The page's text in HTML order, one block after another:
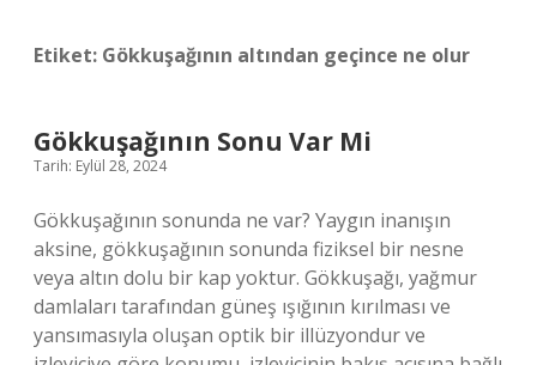
Etiket: Gökkuşağının altından geçince ne olur
Gökkuşağının Sonu Var Mi
Tarih: Eylül 28, 2024
Gökkuşağının sonunda ne var? Yaygın inanışın
aksine, gökkuşağının sonunda fiziksel bir nesne
veya altın dolu bir kap yoktur. Gökkuşağı, yağmur
damlaları tarafından güneş ışığının kırılması ve
yansımasıyla oluşan optik bir illüzyondur ve